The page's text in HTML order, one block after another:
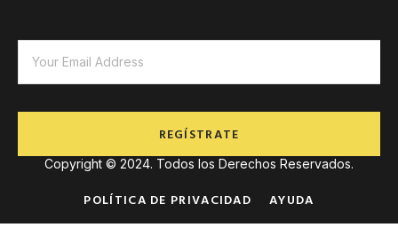
REGÍSTRATE
Copyright © 2024. Todos los Derechos Reservados.
POLÍTICA DE PRIVACIDAD AYUDA